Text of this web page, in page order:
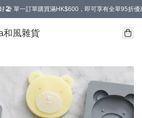
🏖️ 單一訂單購買滿HK$600，即可享有全單95折優
，單一訂單消費購物滿HK$680(折扣後），可享有
和風雜貨